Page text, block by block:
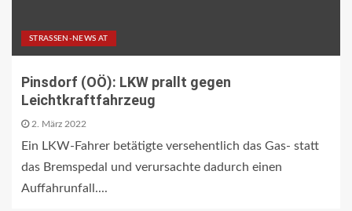
STRASSEN-NEWS AT
Pinsdorf (OÖ): LKW prallt gegen
Leichtkraftfahrzeug
2. März 2022
Ein LKW-Fahrer betätigte versehentlich das Gas- statt
das Bremspedal und verursachte dadurch einen
Auffahrunfall....